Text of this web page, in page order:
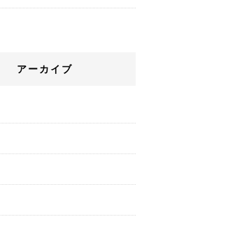
アーカイブ